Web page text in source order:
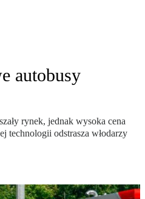
autobusy
rynek, jednak wysoka cena
technologii odstrasza włodarzy